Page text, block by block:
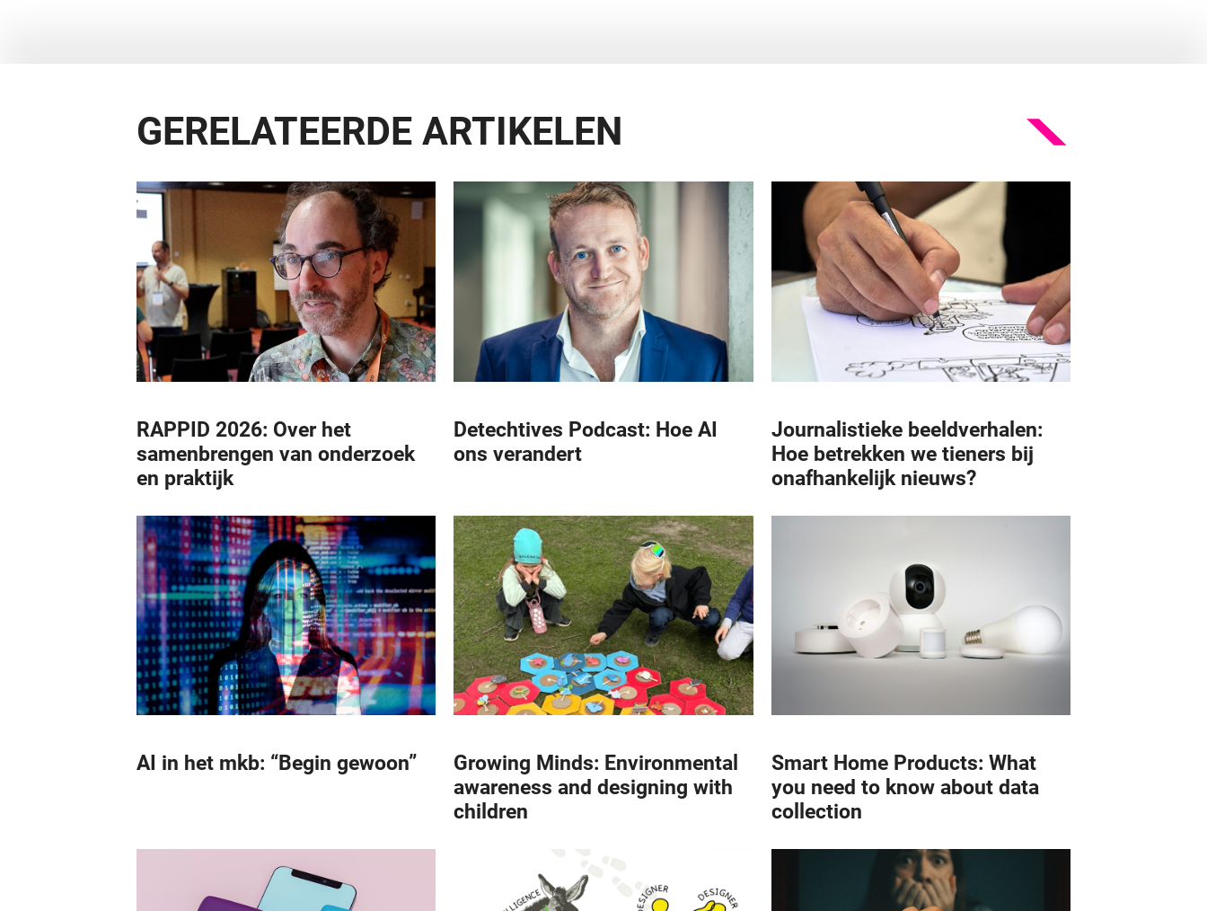
GERELATEERDE ARTIKELEN
RAPPID 2026: Over het
samenbrengen van onderzoek
en praktijk
Detechtives Podcast: Hoe AI
ons verandert
Journalistieke beeldverhalen:
Hoe betrekken we tieners bij
onafhankelijk nieuws?
AI in het mkb: “Begin gewoon”
Growing Minds: Environmental
awareness and designing with
children
Smart Home Products: What
you need to know about data
collection